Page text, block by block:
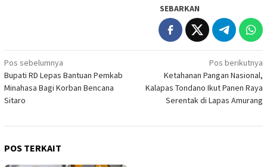
SEBARKAN
Navigasi
pos
Pos sebelumnya
Bupati RD Lepas Bantuan Pemkab
Minahasa Bagi Korban Bencana
Sitaro
Pos berikutnya
Ketahanan Pangan Nasional,
Kalapas Tondano Ikut Panen Raya
Serentak di Lapas Amurang
POS TERKAIT